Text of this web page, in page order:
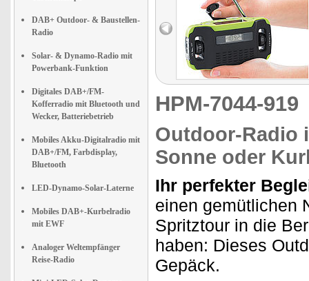
DAB+ Outdoor- & Baustellen-
Radio
Solar- & Dynamo-Radio mit
Powerbank-Funktion
Digitales DAB+/FM-
Kofferradio mit Bluetooth und
Wecker, Batteriebetrieb
Mobiles Akku-Digitalradio mit
DAB+/FM, Farbdisplay,
Bluetooth
LED-Dynamo-Solar-Laterne
Mobiles DAB+-Kurbelradio
mit EWF
Analoger Weltempfänger
Reise-Radio
HPM-7044-
Outdoor-Radio
Sonne oder
Ihr perfekter
einen gemütlichen
Spritztour in die
haben: Dieses
Gepäck.